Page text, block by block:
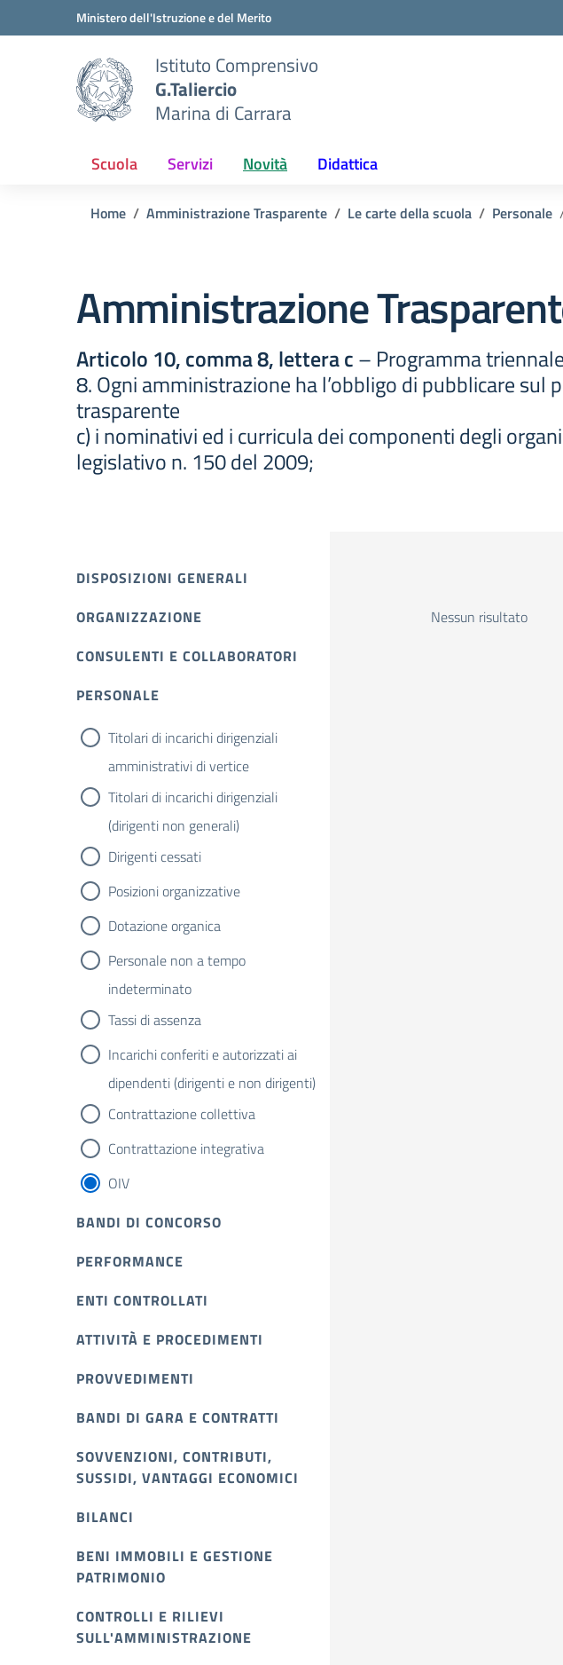
Vai ai contenuti
Vai al menu di navigazioneMinistero dell'Istruzione e del Merito
Istituto Comprensivo
G.Taliercio
Marina di Carrara
Scuola Servizi Novità Didattica
Home Amministrazione Trasparente Le carte della scuola Personale
Amministrazione
Articolo 10, comma 8, lettera c– Programma
8. Ogni amministrazione ha l’obbligo di pubblicare
trasparente
c) i nominativi ed i curricula dei componenti degli
legislativo n. 150 del 2009;
DISPOSIZIONI GENERALI
ORGANIZZAZIONE
CONSULENTI E COLLABORATORI
PERSONALE
Titolari di incarichi dirigenziali
amministrativi di vertice
Titolari di incarichi dirigenziali
(dirigenti non generali)
Dirigenti cessati
Posizioni organizzative
Dotazione organica
Personale non a tempo
indeterminato
Tassi di assenza
Incarichi conferiti e autorizzati ai
dipendenti (dirigenti e non dirigenti)
Contrattazione collettiva
Contrattazione integrativa
OIV
BANDI DI CONCORSO
PERFORMANCE
ENTI CONTROLLATI
ATTIVITÀ E PROCEDIMENTI
PROVVEDIMENTI
BANDI DI GARA E CONTRATTI
SOVVENZIONI, CONTRIBUTI,
SUSSIDI, VANTAGGI ECONOMICI
BILANCI
BENI IMMOBILI E GESTIONE
PATRIMONIO
CONTROLLI E RILIEVI
SULL'AMMINISTRAZIONE
Nessun risultato